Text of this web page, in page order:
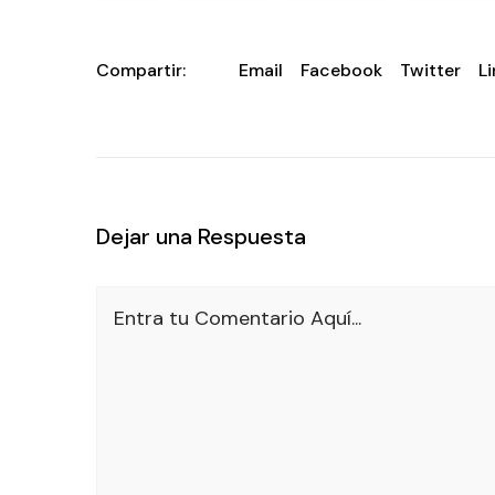
Compartir: Email Facebook Twitter
Dejar una Respuesta
Entra tu Comentario Aquí...